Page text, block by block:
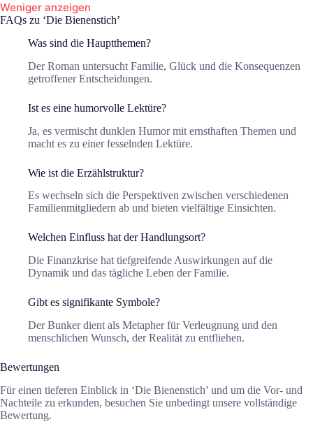
Weniger anzeigen
FAQs zu ‘Die Bienenstich’
Was sind die Hauptthemen?
Der Roman untersucht Familie, Glück und die Konsequenzen
getroffener Entscheidungen.
Ist es eine humorvolle Lektüre?
Ja, es vermischt dunklen Humor mit ernsthaften Themen und
macht es zu einer fesselnden Lektüre.
Wie ist die Erzählstruktur?
Es wechseln sich die Perspektiven zwischen verschiedenen
Familienmitgliedern ab und bieten vielfältige Einsichten.
Welchen Einfluss hat der Handlungsort?
Die Finanzkrise hat tiefgreifende Auswirkungen auf die
Dynamik und das tägliche Leben der Familie.
Gibt es signifikante Symbole?
Der Bunker dient als Metapher für Verleugnung und den
menschlichen Wunsch, der Realität zu entfliehen.
Bewertungen
Für einen tieferen Einblick in ‘Die Bienenstich’ und um die Vor- und
Nachteile zu erkunden, besuchen Sie unbedingt unsere vollständige
Bewertung.